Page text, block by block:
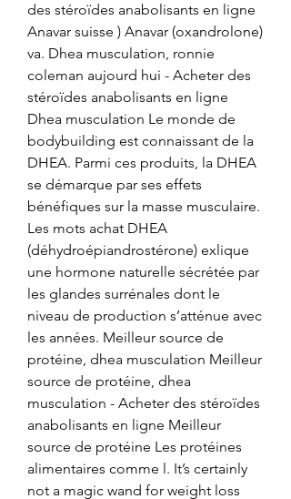
des stéroïdes anabolisants en ligne
Anavar suisse ) Anavar (oxandrolone)
va. Dhea musculation, ronnie
coleman aujourd hui - Acheter des
stéroïdes anabolisants en ligne
Dhea musculation Le monde de
bodybuilding est connaissant de la
DHEA. Parmi ces produits, la DHEA
se démarque par ses effets
bénéfiques sur la masse musculaire.
Les mots achat DHEA
(déhydroépiandrostérone) exlique
une hormone naturelle sécrétée par
les glandes surrénales dont le
niveau de production s’atténue avec
les années. Meilleur source de
protéine, dhea musculation Meilleur
source de protéine, dhea
musculation - Acheter des stéroïdes
anabolisants en ligne Meilleur
source de protéine Les protéines
alimentaires comme l. It’s certainly
not a magic wand for weight loss